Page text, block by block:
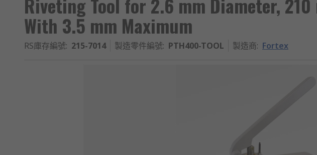
With 3.5 mm Maximum
RS庫存編號: 215-7014 製造零件編號: PTH400-TOOL 製造商: Fortex